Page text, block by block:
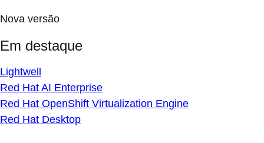
Nova versão
Em destaque
Lightwell
Red Hat AI Enterprise
Red Hat OpenShift Virtualization Engine
Red Hat Desktop